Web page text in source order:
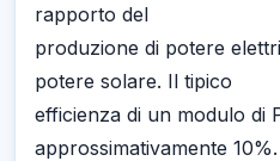
rapporto del
produzione di potere
potere solare. Il tipico
efficienza di un modulo di
approssimativamente